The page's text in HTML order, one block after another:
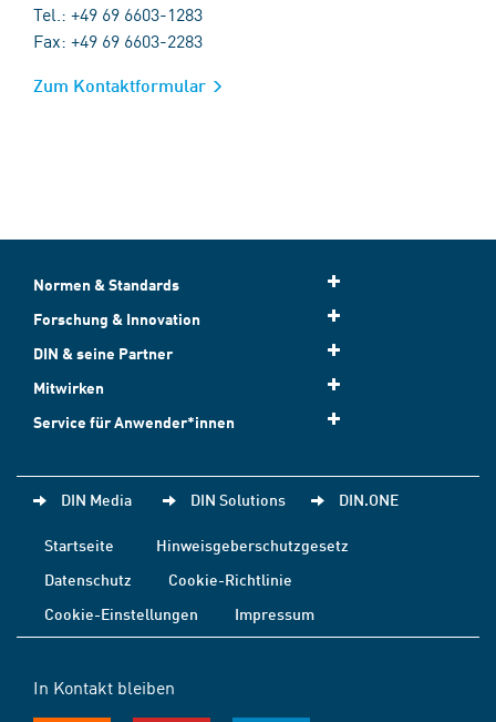
Tel.: +49 69 6603-1283
Fax: +49 69 6603-2283
Zum Kontaktformular
Normen & Standards
Forschung & Innovation
DIN & seine Partner
Mitwirken
Service für Anwender*innen
DIN Media DIN Solutions DIN.ONE
Startseite
Hinweisgeberschutzgesetz
Datenschutz
Cookie-Richtlinie
Cookie-Einstellungen
Impressum
In Kontakt bleiben